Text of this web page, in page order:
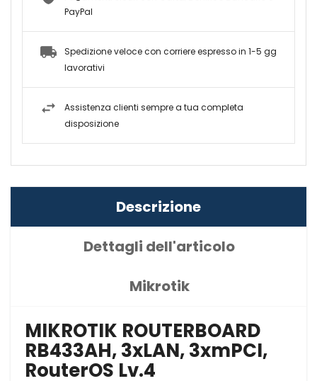
PayPal
Spedizione veloce con corriere espresso in 1-5 gg
lavorativi
Assistenza clienti sempre a tua completa
disposizione
Descrizione
Dettagli dell'articolo
Mikrotik
MIKROTIK ROUTERBOARD
RB433AH, 3xLAN, 3xmPCI,
RouterOS Lv.4